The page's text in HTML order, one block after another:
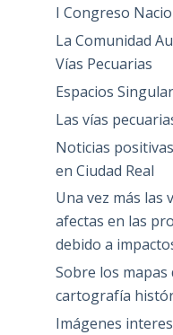
I Congreso
La Comunidad
Vías Pecuarias
Espacios
Las vías
Noticias
en Ciudad Real
Una vez más las
afectas en las
debido a
Sobre los mapas
cartografía
Imágenes